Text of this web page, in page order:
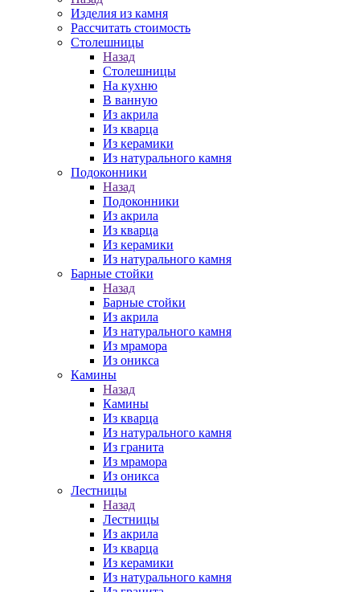
Изделия из камня
Рассчитать стоимость
Столешницы
Назад
Столешницы
На кухню
В ванную
Из акрила
Из кварца
Из керамики
Из натурального камня
Подоконники
Назад
Подоконники
Из акрила
Из кварца
Из керамики
Из натурального камня
Барные стойки
Назад
Барные стойки
Из акрила
Из натурального камня
Из мрамора
Из оникса
Камины
Назад
Камины
Из кварца
Из натурального камня
Из гранита
Из мрамора
Из оникса
Лестницы
Назад
Лестницы
Из акрила
Из кварца
Из керамики
Из натурального камня